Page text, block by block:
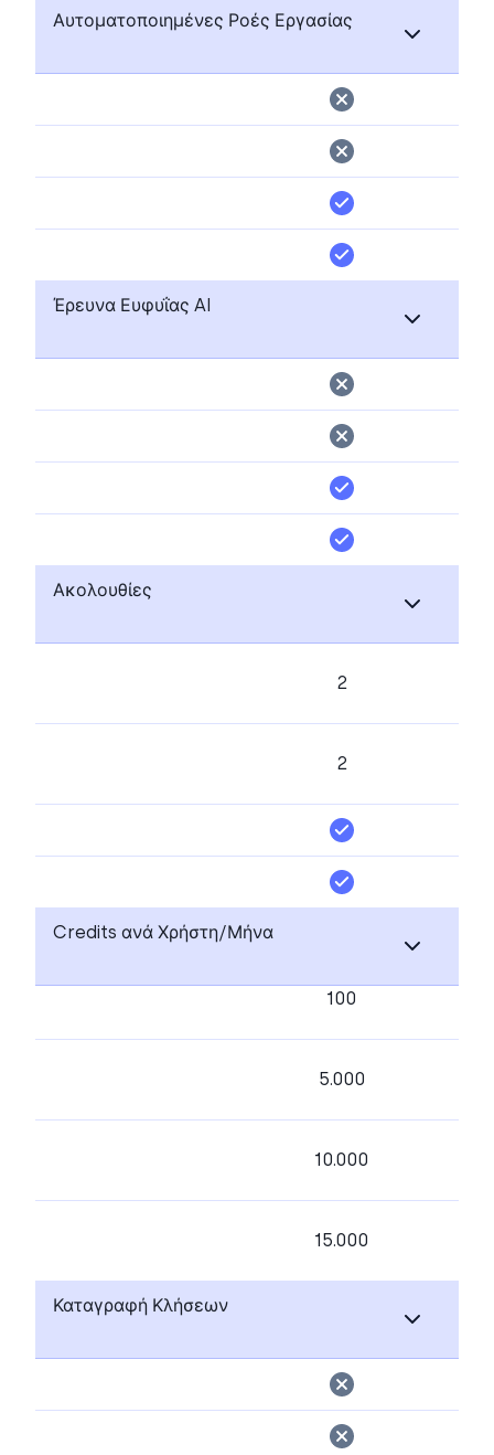
Αυτοματοποιημένες Ροές Εργασίας
Έρευνα Ευφυΐας AI
Ακολουθίες
2
2
Credits ανά Χρήστη/Μήνα
100
5.000
10.000
15.000
Καταγραφή Κλήσεων